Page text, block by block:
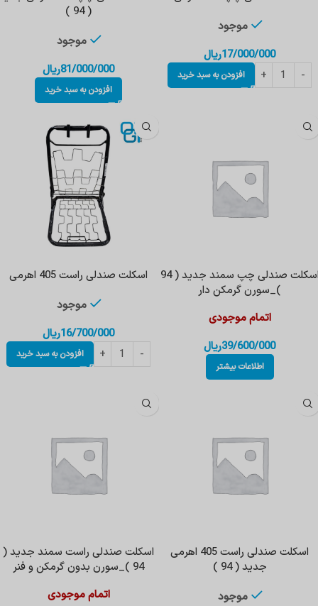
موجود
17/000/000ریال
افزودن به سبد خرید
( 94 )
موجود
81/000/000ریال
افزودن به سبد خرید
اسکلت صندلی چپ سمند جدید ( 94
)_سورن گرمکن دار
اتمام موجودی
39/600/000ریال
اطلاعات بیشتر
اسکلت صندلی راست 405 اهرمی
موجود
16/700/000ریال
افزودن به سبد خرید
اسکلت صندلی راست 405 اهرمی
جدید ( 94 )
موجود
اسکلت صندلی راست سمند جدید (
94 )_سورن بدون گرمکن و فنر
اتمام موجودی